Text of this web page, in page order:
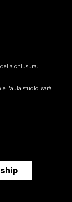
chiusura.
e l'aula studio, sarà